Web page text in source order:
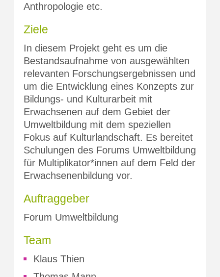
Anthropologie etc.
Ziele
In diesem Projekt geht es um die
Bestandsaufnahme von ausgewählten
relevanten Forschungsergebnissen und
um die Entwicklung eines Konzepts zur
Bildungs- und Kulturarbeit mit
Erwachsenen auf dem Gebiet der
Umweltbildung mit dem speziellen
Fokus auf Kulturlandschaft. Es bereitet
Schulungen des Forums Umweltbildung
für Multiplikator*innen auf dem Feld der
Erwachsenenbildung vor.
Auftraggeber
Forum Umweltbildung
Team
Klaus Thien